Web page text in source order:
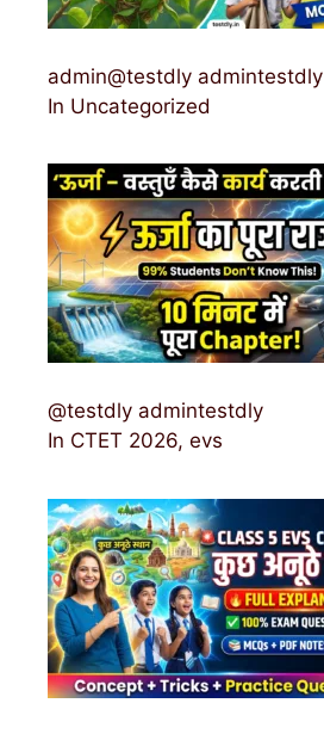
admin@testdly admintestdly
In Uncategorized
@testdly admintestdly
In CTET 2026, evs